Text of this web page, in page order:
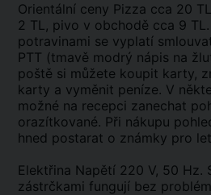
Orientální ceny Pizza cca 20
2 TL, pivo v obchodě cca 9
potravinami se vyplatí
PTT (tmavě modrý nápis na
poště si můžete koupit karty,
karty a vyměnit peníze. V
možné na recepci zanechat
orazítkované. Při nákupu
hned postarat o známky pro
Elektřina Napětí 220 V, 50 Hz.
zástrčkami fungují bez